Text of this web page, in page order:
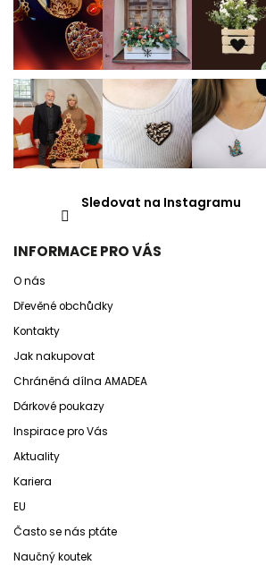
Sledovat na Instagramu
INFORMACE PRO VÁS
O nás
Dřevěné obchůdky
Kontakty
Jak nakupovat
Chráněná dílna AMADEA
Dárkové poukazy
Inspirace pro Vás
Aktuality
Kariera
EU
Často se nás ptáte
Naučný koutek